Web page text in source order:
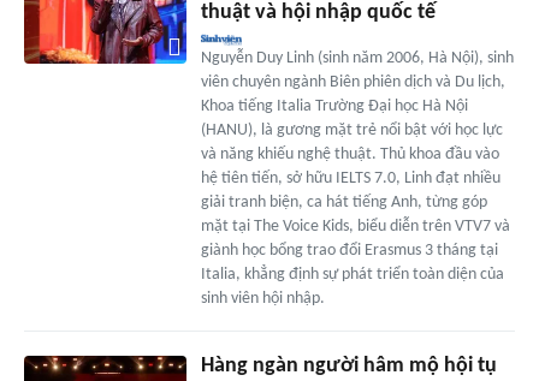
thuật và hội nhập quốc tế
Nguyễn Duy Linh (sinh năm 2006, Hà Nội), sinh
viên chuyên ngành Biên phiên dịch và Du lịch,
Khoa tiếng Italia Trường Đại học Hà Nội
(HANU), là gương mặt trẻ nổi bật với học lực
và năng khiếu nghệ thuật. Thủ khoa đầu vào
hệ tiên tiến, sở hữu IELTS 7.0, Linh đạt nhiều
giải tranh biện, ca hát tiếng Anh, từng góp
mặt tại The Voice Kids, biểu diễn trên VTV7 và
giành học bổng trao đổi Erasmus 3 tháng tại
Italia, khẳng định sự phát triển toàn diện của
sinh viên hội nhập.
Hàng ngàn người hâm mộ hội tụ